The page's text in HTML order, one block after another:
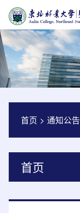
首页 >通知公告
首页